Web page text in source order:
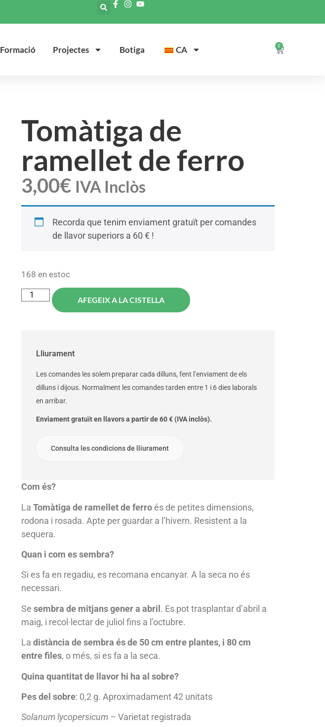
Formació Projectes Botiga CA 0
Tomàtiga de
ramellet de ferro
3,00€ IVA Inclòs
Recorda que tenim enviament gratuït per comandes
de llavor superiors a 60 € !
168 en estoc
AFEGEIX A LA CISTELLA
Lliurament
Les comandes les solem preparar cada dilluns, fent l’enviament de els
dilluns i dijous. Normalment les comandes tarden entre 1 i 6 dies laborals
en arribar.
Enviament gratuït en llavors a partir de 60 € (IVA inclòs).
Consulta les condicions de lliurament
Com és?
La Tomàtiga de ramellet de ferro és de petites dimensions,
rodona i rosada. Apte per guardar a l’hivern. Resistent a la
sequera.
Quan i com es sembra?
Si es fa en regadiu, es recomana encanyar. A la seca no és
necessari.
Se sembra de mitjans gener a abril. Es pot trasplantar d’abril a
maig, i recol·lectar de juliol fins a l’octubre.
La distància de sembra és de 50 cm entre plantes, i 80 cm
entre files, o més, si es fa a la seca.
Quina quantitat de llavor hi ha al sobre?
Pes del sobre: 0,2 g. Aproximadament 42 unitats
Solanum lycopersicum – Varietat registrada